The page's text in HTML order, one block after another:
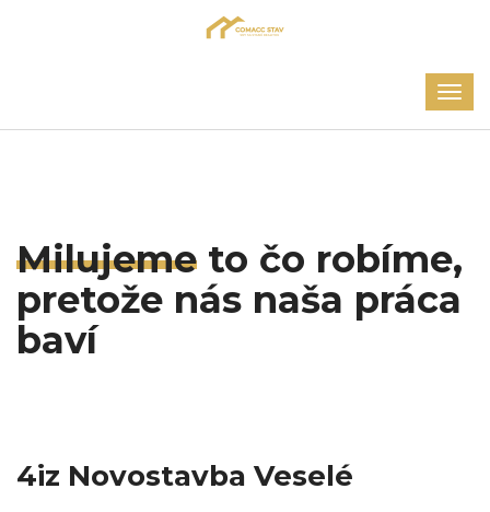
Milujeme to čo robíme,
pretože nás naša práca
baví
4iz Novostavba Veselé